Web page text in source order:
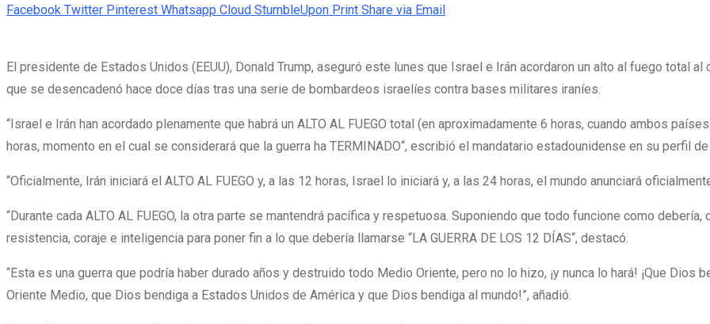
Facebook Twitter Pinterest Whatsapp Cloud StumbleUpon Print Share via Email
El presidente de Estados Unidos (EEUU), Donald Trump, aseguró este lunes que Israel e Irán acordaron un alto al fuego total al
que se desencadenó hace doce días tras una serie de bombardeos israelíes contra bases militares iraníes.
“Israel e Irán han acordado plenamente que habrá un ALTO AL FUEGO total (en aproximadamente 6 horas, cuando ambos
horas, momento en el cual se considerará que la guerra ha TERMINADO“, escribió el mandatario estadounidense en su perfil de
“Oficialmente, Irán iniciará el ALTO AL FUEGO y, a las 12 horas, Israel lo iniciará y, a las 24 horas, el mundo anunciará
“Durante cada ALTO AL FUEGO, la otra parte se mantendrá pacífica y respetuosa. Suponiendo que todo funcione como
resistencia, coraje e inteligencia para poner fin a lo que debería llamarse “LA GUERRA DE LOS 12 DÍAS“, destacó.
“Esta es una guerra que podría haber durado años y destruido todo Medio Oriente, pero no lo hizo, ¡y nunca lo hará! ¡Que
Oriente Medio, que Dios bendiga a Estados Unidos de América y que Dios bendiga al mundo!”, añadió.